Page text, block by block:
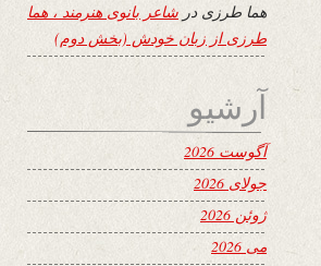
هما طرزی در شاعر بانوی هنرمند ، هما
طرزی از زبان خودش (بخش دوم)
آرشیو
آگوست 2026
جولای 2026
ژوئن 2026
می 2026